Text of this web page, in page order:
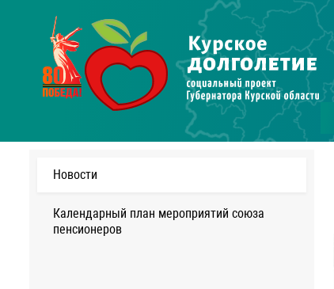
Новости
Календарный план мероприятий союза
пенсионеров